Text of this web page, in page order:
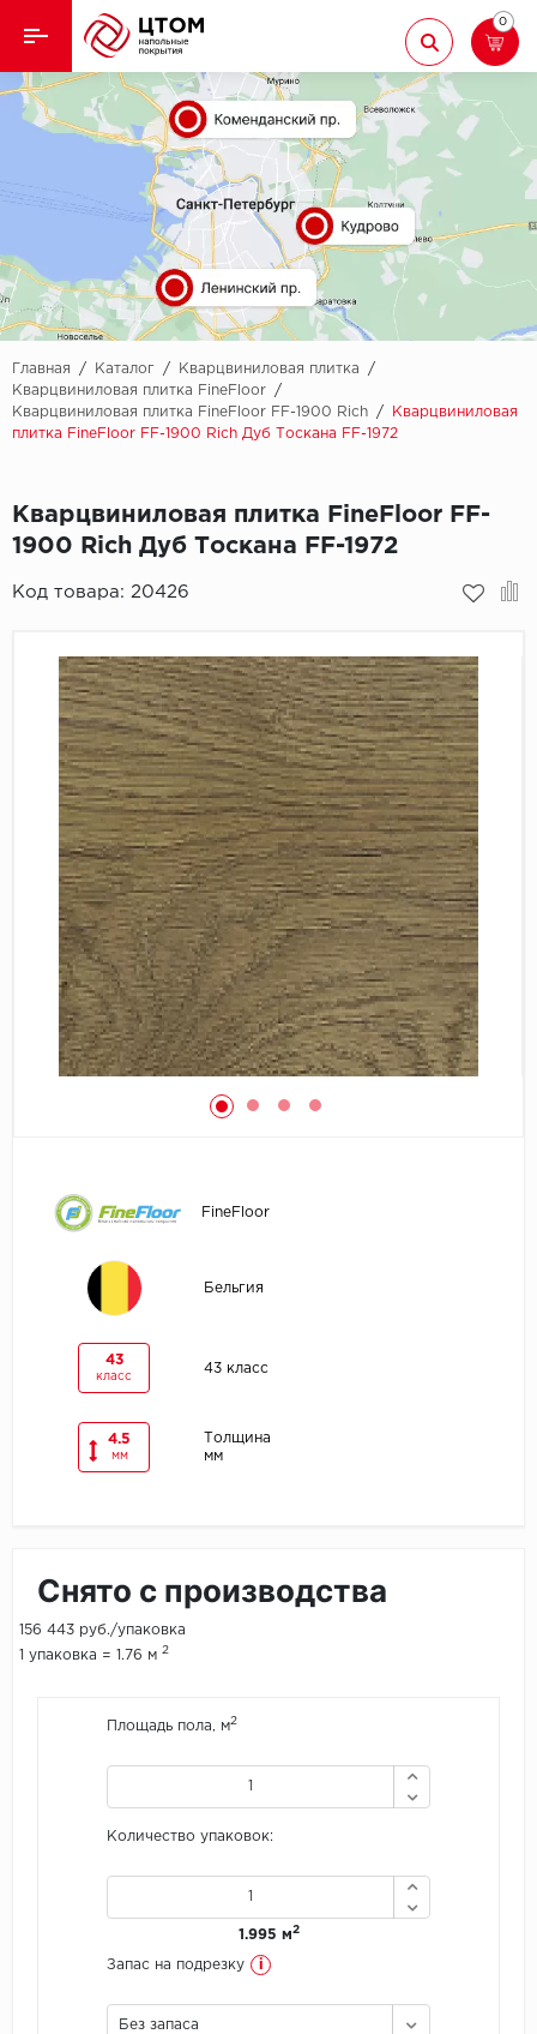
Назад
Кварцвиниловая плитка
Назад
Aberhof
Adelar
Alfa
AllureFloor
Aquamax
Classen
CorkArt Vinyl
CronaFloor
Damy Floor
Decoria
Dolce Flooring
ECO Parquet
EcoClick
Jinan PDM
KDF
Ламинат
Ковролин
Линолеум
Паркет
Паркетная доска
Подложка
0
Главная / Каталог / Кварцвиниловая плитка
/
Кварцвиниловая плитка FineFloor
/
Кварцвиниловая плитка FineFloor FF-1900 Rich
/
Кварцвиниловая
плитка FineFloor FF-1900 Rich Дуб Тоскана FF-1972
Кварцвиниловая плитка FineFloor FF-
1900 Rich Дуб Тоскана FF-1972
Код товара: 20426
FineFloor
Бельгия
43
класс
43 класс
4.5
мм
Толщина
мм
Снято с производства
156 443 руб./упаковка
1 упаковка = 1.76 м 2
Площадь пола, м2
Количество упаковок:
1.995 м 2
Запас на подрезку i
Без запаса